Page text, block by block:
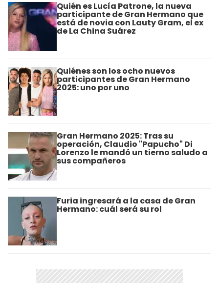
Quién es Lucía Patrone, la nueva
participante de Gran Hermano que
está de novia con Lauty Gram, el ex
de La China Suárez
Quiénes son los ocho nuevos
participantes de Gran Hermano
2025: uno por uno
Gran Hermano 2025: Tras su
operación, Claudio "Papucho" Di
Lorenzo le mandó un tierno saludo a
sus compañeros
Furia ingresará a la casa de Gran
Hermano: cuál será su rol